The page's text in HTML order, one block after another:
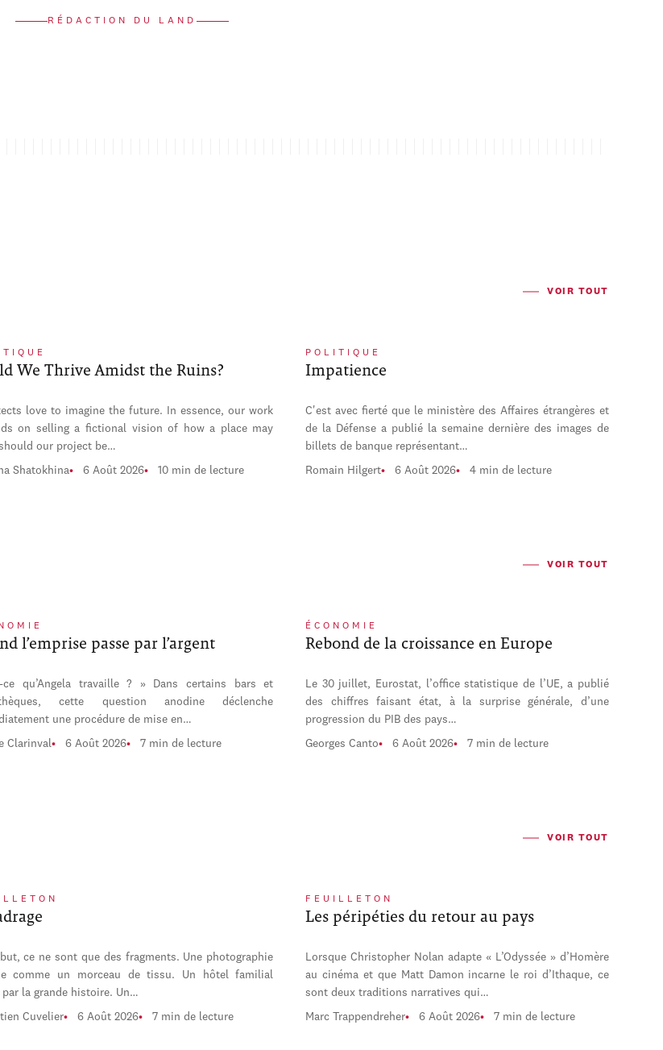
RÉDACTION DU LAND
VOIR TOUT
We Thrive Amidst the Ruins?
love to imagine the future. In essence, our work
on selling a fictional vision of how a place may
our project be…
Shatokhina 6 Août 2026 10 min de lecture
POLITIQUE
Impatience
C'est avec fierté que le ministère des Affaires étrangères et
de la Défense a publié la semaine dernière des images de
billets de banque représentant…
Romain Hilgert 6 Août 2026 4 min de lecture
VOIR TOUT
l’emprise passe par l’argent
ce qu’Angela travaille ? » Dans certains bars et
cette question anodine déclenche
une procédure de mise en…
Clarinval 6 Août 2026 7 min de lecture
ÉCONOMIE
Rebond de la croissance en Europe
Le 30 juillet, Eurostat, l’office statistique de l’UE, a publié
des chiffres faisant état, à la surprise générale, d’une
progression du PIB des pays…
Georges Canto 6 Août 2026 7 min de lecture
VOIR TOUT
ce ne sont que des fragments. Une photographie
comme un morceau de tissu. Un hôtel familial
par la grande histoire. Un…
Cuvelier 6 Août 2026 7 min de lecture
FEUILLETON
Les péripéties du retour au pays
Lorsque Christopher Nolan adapte « L’Odyssée » d’Homère
au cinéma et que Matt Damon incarne le roi d’Ithaque, ce
sont deux traditions narratives qui…
Marc Trappendreher 6 Août 2026 7 min de lecture